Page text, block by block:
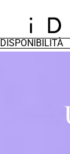
DISPONIBILITÀ